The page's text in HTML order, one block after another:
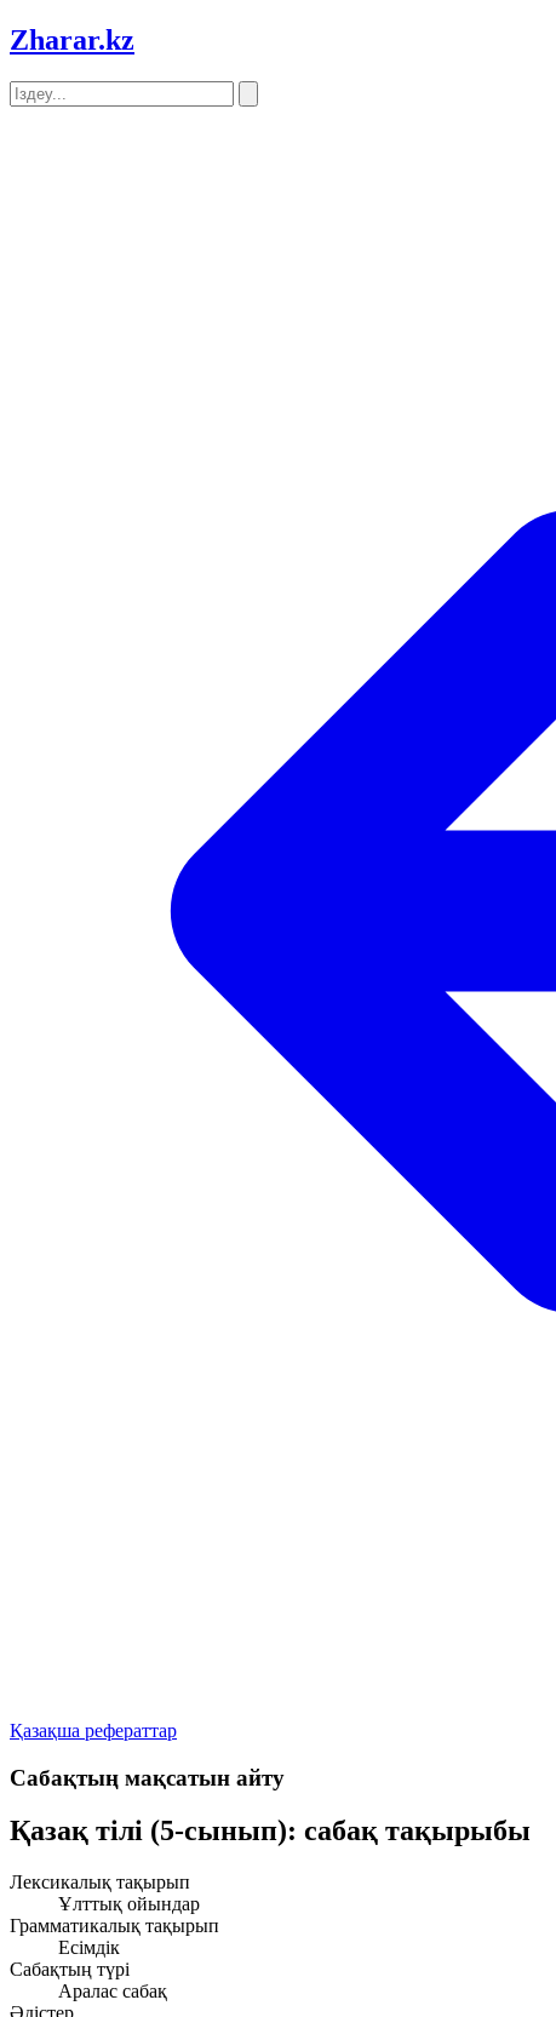
Zharar.kz
Қазақша рефераттар
Сабақтың мақсатын айту
Қазақ тілі (5-сынып): сабақ тақырыбы
Лексикалық тақырып
Ұлттық ойындар
Грамматикалық тақырып
Есімдік
Сабақтың түрі
Аралас сабақ